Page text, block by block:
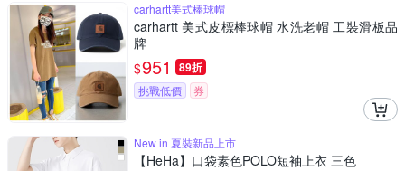
carhartt美式棒球帽
carhartt 美式皮標棒球帽 水洗老帽 工裝滑板品
牌
$951 89折
挑戰低價 券
New in 夏裝新品上市
【HeHa】口袋素色POLO短袖上衣 三色